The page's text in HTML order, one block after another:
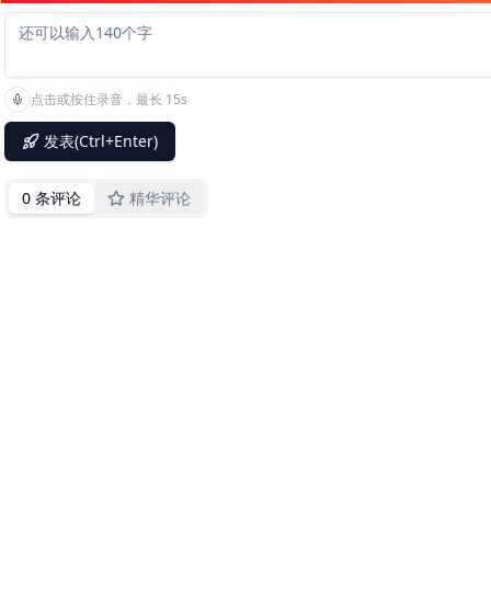
点击或按住录音，最长 15s
发表(Ctrl+Enter)
0 条评论 精华评论